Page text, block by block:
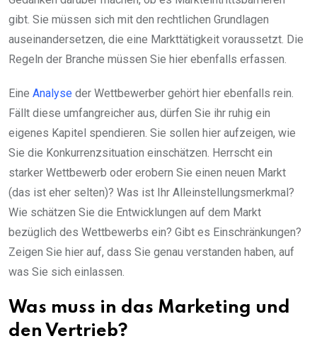
gibt. Sie müssen sich mit den rechtlichen Grundlagen
auseinandersetzen, die eine Markttätigkeit voraussetzt. Die
Regeln der Branche müssen Sie hier ebenfalls erfassen.
Eine Analyse der Wettbewerber gehört hier ebenfalls rein.
Fällt diese umfangreicher aus, dürfen Sie ihr ruhig ein
eigenes Kapitel spendieren. Sie sollen hier aufzeigen, wie
Sie die Konkurrenzsituation einschätzen. Herrscht ein
starker Wettbewerb oder erobern Sie einen neuen Markt
(das ist eher selten)? Was ist Ihr Alleinstellungsmerkmal?
Wie schätzen Sie die Entwicklungen auf dem Markt
bezüglich des Wettbewerbs ein? Gibt es Einschränkungen?
Zeigen Sie hier auf, dass Sie genau verstanden haben, auf
was Sie sich einlassen.
Was muss in das Marketing und
den Vertrieb?